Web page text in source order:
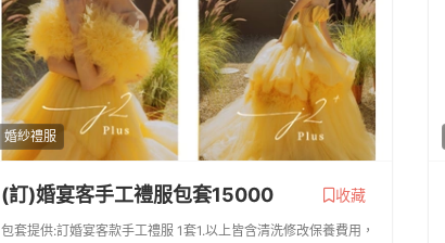
婚紗禮服
(訂)婚宴客手工禮服包套15000 收藏
包套提供:訂婚宴客款手工禮服 1套1.以上皆含清洗修改保養費用，